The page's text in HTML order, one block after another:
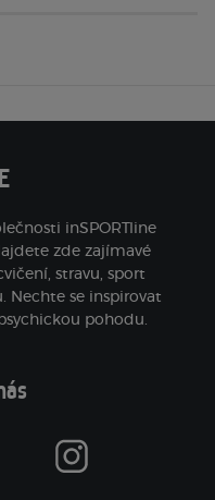
inSPORTline
zde zajímavé
stravu, sport
Nechte se inspirovat
pohodu.
instagram